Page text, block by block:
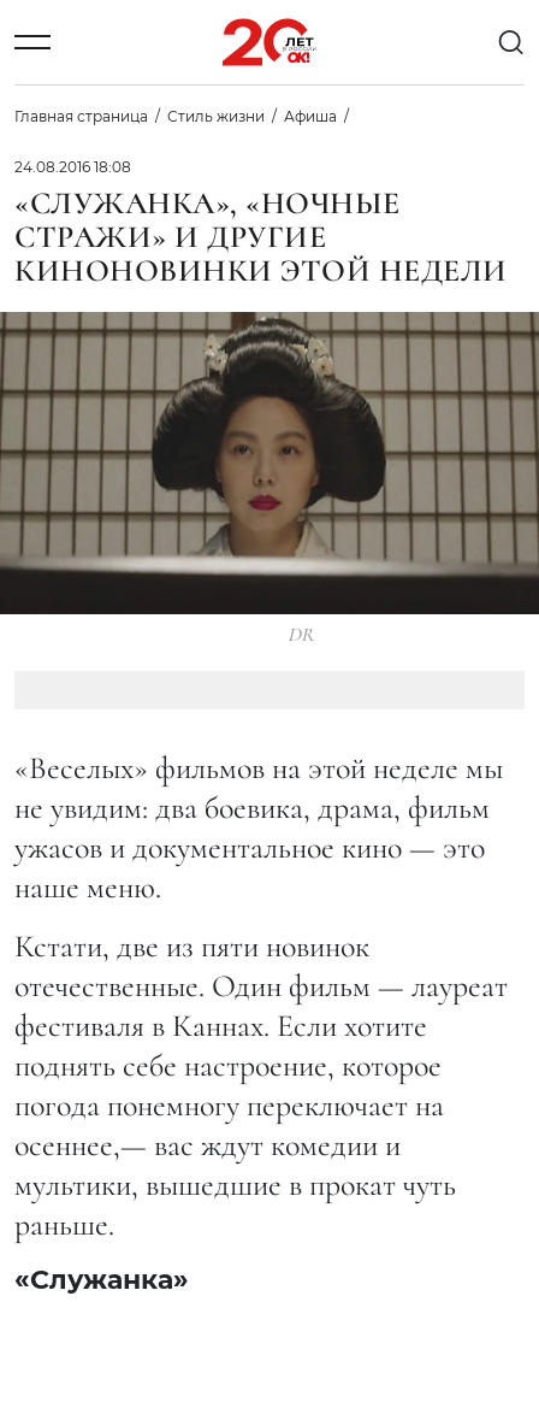
Главная страница Стиль жизни Афиша
24.08.2016 18:08
«СЛУЖАНКА», «НОЧНЫЕ
СТРАЖИ» И ДРУГИЕ
КИНОНОВИНКИ ЭТОЙ НЕДЕЛИ
DR
«Веселых» фильмов на этой неделе мы
не увидим: два боевика, драма, фильм
ужасов и документальное кино — это
наше меню.
Кстати, две из пяти новинок
отечественные. Один фильм — лауреат
фестиваля в Каннах. Если хотите
поднять себе настроение, которое
погода понемногу переключает на
осеннее,— вас ждут комедии и
мультики, вышедшие в прокат чуть
раньше.
«Служанка»